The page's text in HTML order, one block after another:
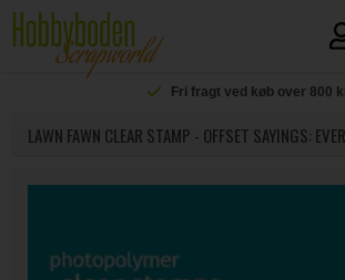
Fri fragt ved køb over 800
LAWN FAWN CLEAR STAMP - OFFSET SAYINGS: